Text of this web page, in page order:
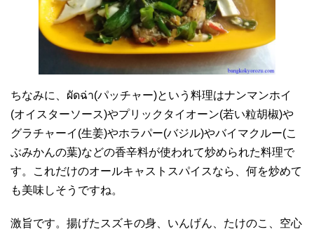
ちなみに、ผัดฉ่า(パッチャー)という料理はナンマンホイ
(オイスターソース)やプリックタイオーン(若い粒胡椒)や
グラチャーイ(生姜)やホラパー(バジル)やバイマクルー(こ
ぶみかんの葉)などの香辛料が使われて炒められた料理で
す。これだけのオールキャストスパイスなら、何を炒めて
も美味しそうですね。
激旨です。揚げたスズキの身、いんげん、たけのこ、空心